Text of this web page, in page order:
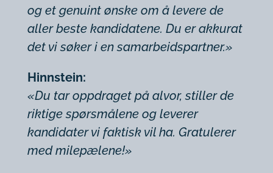
og et genuint ønske om å levere de
aller beste kandidatene. Du er akkurat
det vi søker i en samarbeidspartner.»
Hinnstein:
«Du tar oppdraget på alvor, stiller de
riktige spørsmålene og leverer
kandidater vi faktisk vil ha. Gratulerer
med milepælene!»